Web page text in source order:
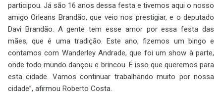
participou. Já são 16 anos dessa festa e tivemos aqui o nosso
amigo Orleans Brandão, que veio nos prestigiar, e o deputado
Davi Brandão. A gente tem esse amor por essa festa das
mães, que é uma tradição. Este ano, fizemos um bingo e
contamos com Wanderley Andrade, que foi um show à parte,
onde todo mundo dançou e brincou. É isso que queremos para
esta cidade. Vamos continuar trabalhando muito por nossa
cidade”, afirmou Roberto Costa.